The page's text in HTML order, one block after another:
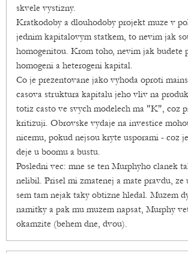
skvele vystizny.
Kratkodoby a dlouhodoby projekt muze v
jednim kapitalovym statkem, to nevim jak
homogenitou. Krom toho, nevim jak budete
homogeni a heterogeni kapital.
Co je prezentovane jako vyhoda oproti
casova struktura kapitalu jeho vliv na
totiz casto ve svych modelech ma "K", coz
kritizuji. Obrovske vydaje na investice
nicemu, pokud nejsou kryte usporami - coz
deje u boomu a bustu.
Posledni vec: mne se ten Murphyho clanek
nelibil. Prisel mi zmatenej a mate pravdu,
sem tam nejak taky obtizne hledal. Muzem
namitky a pak mu muzem napsat, Murphy
okamzite (behem dne, dvou).